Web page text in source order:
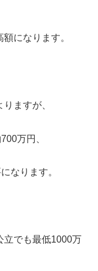
になります。
ますが、
万円、
なります。
立でも最低1000万